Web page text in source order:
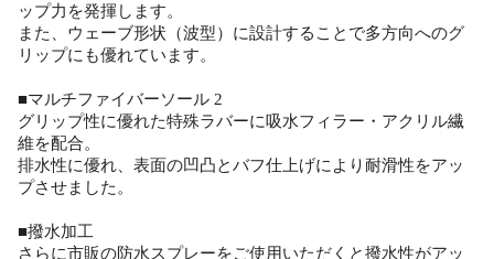
ップ力を発揮します。
また、ウェーブ形状（波型）に設計することで多方向へのグ
リップにも優れています。
■マルチファイバーソール 2
グリップ性に優れた特殊ラバーに吸水フィラー・アクリル繊
維を配合。
排水性に優れ、表面の凹凸とバフ仕上げにより耐滑性をアッ
プさせました。
■撥水加工
さらに市販の防水スプレーをご使用いただくと撥水性がアッ